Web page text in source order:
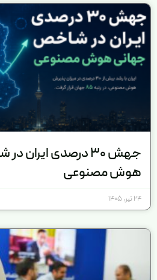
جهش ۳۰ درصدی
هوش مصنوعی
24 تیر, 1405